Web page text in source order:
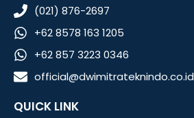
(021) 876-2697
+62 8578 163 1205
+62 857 3223 0346
official@dwimitrateknindo.co.id
QUICK LINK